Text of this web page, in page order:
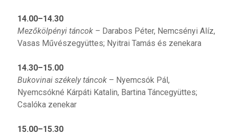
14.00–14.30
Mezőkölpényi táncok – Darabos Péter, Nemcsényi Alíz,
Vasas Művészegyüttes; Nyitrai Tamás és zenekara
14.30–15.00
Bukovinai székely táncok– Nyemcsók Pál,
Nyemcsókné Kárpáti Katalin, Bartina Táncegyüttes;
Csalóka zenekar
15.00–15.30